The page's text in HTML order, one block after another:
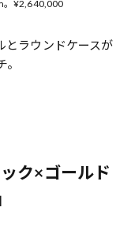
。¥2,640,000
とラウンドケースが
ク×ゴールド